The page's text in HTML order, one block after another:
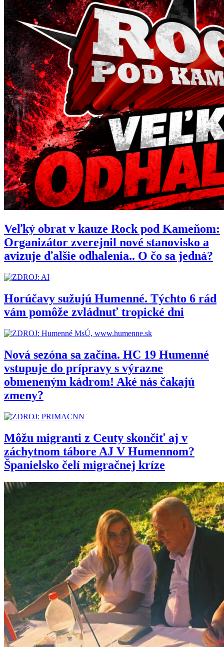
Veľký obrat v kauze Rock pod Kameňom:
Organizátor zverejnil nové stanovisko a
avizuje ďalšie odhalenia.. O čo sa jedná?
Horúčavy sužujú Humenné. Týchto 6 rád
vám pomôže zvládnuť tropické dni
Nová sezóna sa začína. HC 19 Humenné
vstupuje do prípravy s výrazne
obmeneným kádrom! Aké nás čakajú
zmeny?
Môžu migranti z Ceuty skončiť aj v
záchytnom tábore AJ V Humennom?
Španielsko čelí migračnej kríze